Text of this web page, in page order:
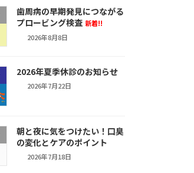
歯周病の早期発見につながる
プロービング検査 新着!!
2026年8月8日
2026年夏季休診のお知らせ
2026年7月22日
朝と夜に気をつけたい！口臭
の変化とケアのポイント
2026年7月18日